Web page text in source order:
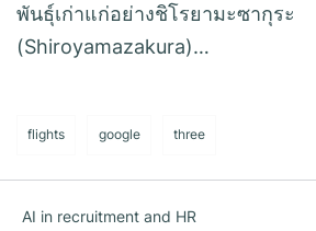
พันธุ์เก่าแก่อย่างชิโรยามะซากุระ
(Shiroyamazakura)…
flights google three
AI in recruitment and HR